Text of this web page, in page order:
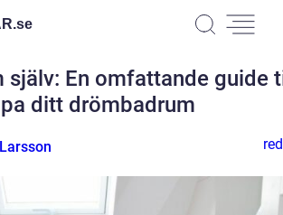
se
själv: En omfattande guide
ditt drömbadrum